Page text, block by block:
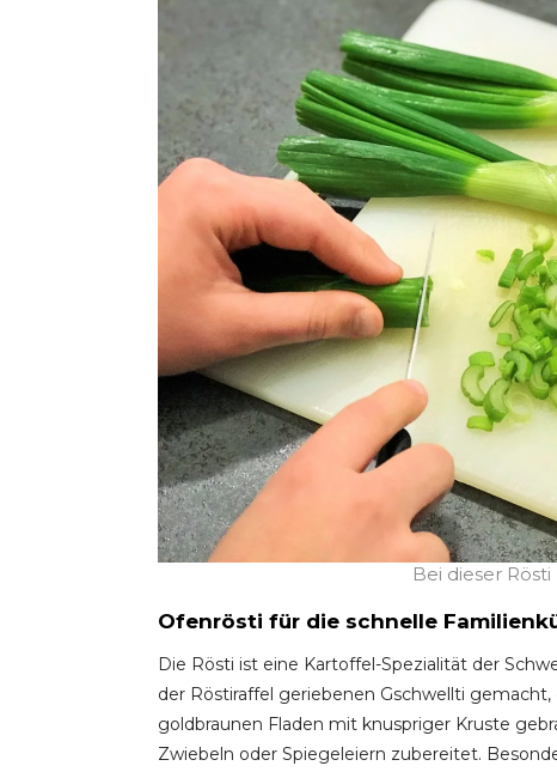
Bei dieser
Ofenrösti für die schnelle
Die Rösti ist eine Kartoffel-Spezialität der
der Röstiraffel geriebenen Gschwellti
goldbraunen Fladen mit knuspriger Kruste
Zwiebeln oder Spiegeleiern zubereitet.